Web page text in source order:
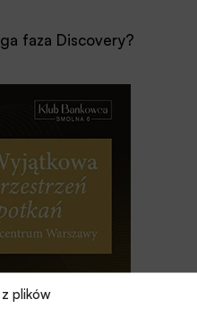
plików
faza Discovery?